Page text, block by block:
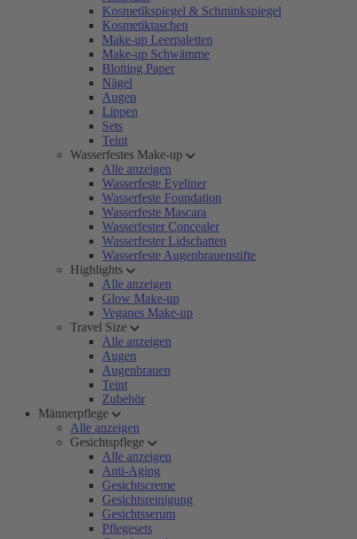
Kosmetikspiegel & Schminkspiegel
Kosmetiktaschen
Make-up Leerpaletten
Make-up Schwämme
Blotting Paper
Nägel
Augen
Lippen
Sets
Teint
Wasserfestes Make-up
Alle anzeigen
Wasserfeste Eyeliner
Wasserfeste Foundation
Wasserfeste Mascara
Wasserfester Concealer
Wasserfester Lidschatten
Wasserfeste Augenbrauenstifte
Highlights
Alle anzeigen
Glow Make-up
Veganes Make-up
Travel Size
Alle anzeigen
Augen
Augenbrauen
Teint
Zubehör
Männerpflege
Alle anzeigen
Gesichtspflege
Alle anzeigen
Anti-Aging
Gesichtscreme
Gesichtsreinigung
Gesichtsserum
Pflegesets